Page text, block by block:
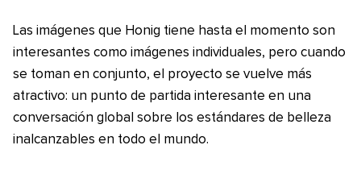
Las imágenes que Honig tiene hasta el momento son
interesantes como imágenes individuales, pero cuando
se toman en conjunto, el proyecto se vuelve más
atractivo: un punto de partida interesante en una
conversación global sobre los estándares de belleza
inalcanzables en todo el mundo.